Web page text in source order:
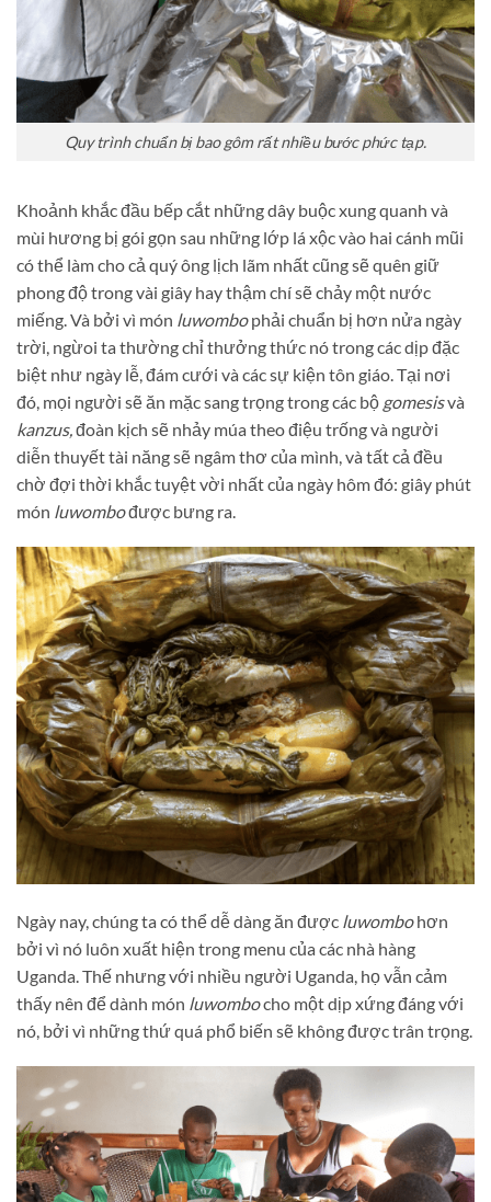
Quy trình chuẩn bị bao gôm rất nhiều bước phức tạp.
Khoảnh khắc đầu bếp cắt những dây buộc xung quanh và
mùi hương bị gói gọn sau những lớp lá xộc vào hai cánh mũi
có thể làm cho cả quý ông lịch lãm nhất cũng sẽ quên giữ
phong độ trong vài giây hay thậm chí sẽ chảy một nước
miếng. Và bởi vì món luwombophải chuẩn bị hơn nửa ngày
trời, ngừoi ta thường chỉ thưởng thức nó trong các dịp đặc
biệt như ngày lễ, đám cưới và các sự kiện tôn giáo. Tại nơi
đó, mọi người sẽ ăn mặc sang trọng trong các bộ gomesisvà
kanzus, đoàn kịch sẽ nhảy múa theo điệu trống và người
diễn thuyết tài năng sẽ ngâm thơ của mình, và tất cả đều
chờ đợi thời khắc tuyệt vời nhất của ngày hôm đó: giây phút
món luwombođược bưng ra.
Ngày nay, chúng ta có thể dễ dàng ăn được luwombohơn
bởi vì nó luôn xuất hiện trong menu của các nhà hàng
Uganda. Thế nhưng với nhiều người Uganda, họ vẫn cảm
thấy nên để dành món luwombocho một dịp xứng đáng với
nó, bởi vì những thứ quá phổ biến sẽ không được trân trọng.